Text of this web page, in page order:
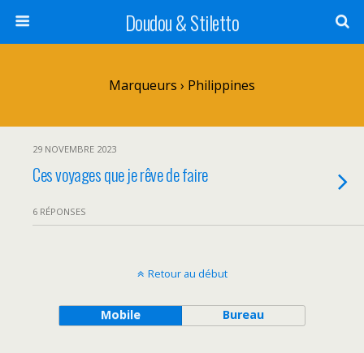
Doudou & Stiletto
Marqueurs › Philippines
29 NOVEMBRE 2023
Ces voyages que je rêve de faire
6 RÉPONSES
Retour au début
Mobile Bureau